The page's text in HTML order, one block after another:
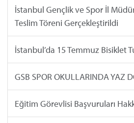
İstanbul Gençlik ve Spor İl
Teslim Töreni Gerçekleştirildi
İstanbul’da 15 Temmuz Bisiklet
GSB SPOR OKULLARINDA YAZ
Eğitim Görevlisi Başvuruları